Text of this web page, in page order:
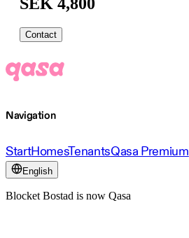
Contact
Navigation
StartHomesTenantsQasa Premium
English
Blocket Bostad is now Qasa